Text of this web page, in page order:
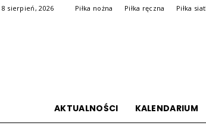
sierpień, 2026 Piłka nożna Piłka ręczna Piłka
AKTUALNOŚCI KALENDARIUM